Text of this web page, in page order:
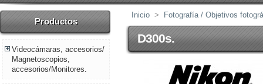
Productos
Videocámaras, accesorios/
Magnetoscopios,
accesorios/Monitores.
Inicio > Fotografía / Objetivos
D300s.